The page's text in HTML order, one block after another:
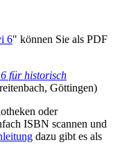
6" können Sie als PDF
für historisch
Göttingen)
oder
ISBN scannen und
dazu gibt es als